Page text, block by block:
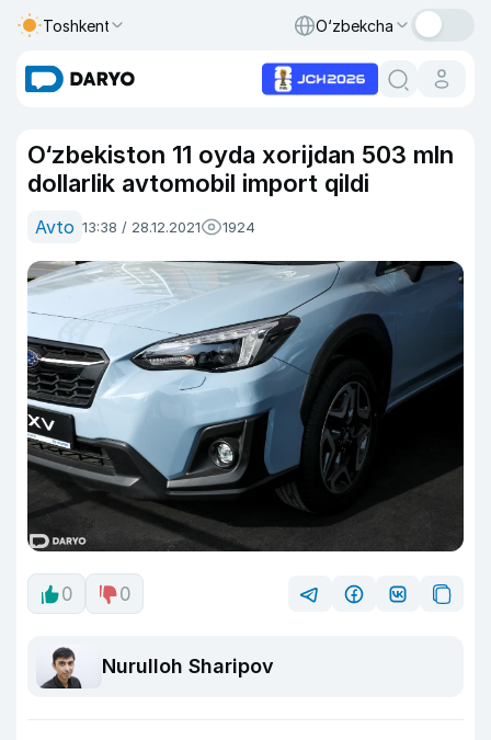
Toshkent O‘zbekcha
O‘zbekiston 11 oyda xorijdan 503 mln
dollarlik avtomobil import qildi
Avto 13:38 / 28.12.2021 1924
0 0
Nurulloh Sharipov